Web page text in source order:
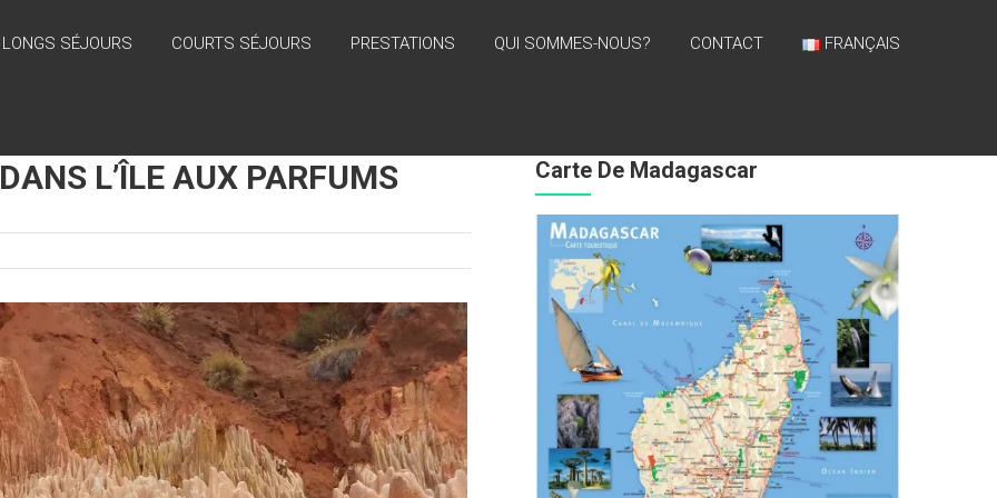
LONGS SÉJOURS COURTS SÉJOURS PRESTATIONS QUI SOMMES-NOUS? CONTACT FRANÇAIS
L’ÎLE AUX PARFUMS Carte De Madagascar